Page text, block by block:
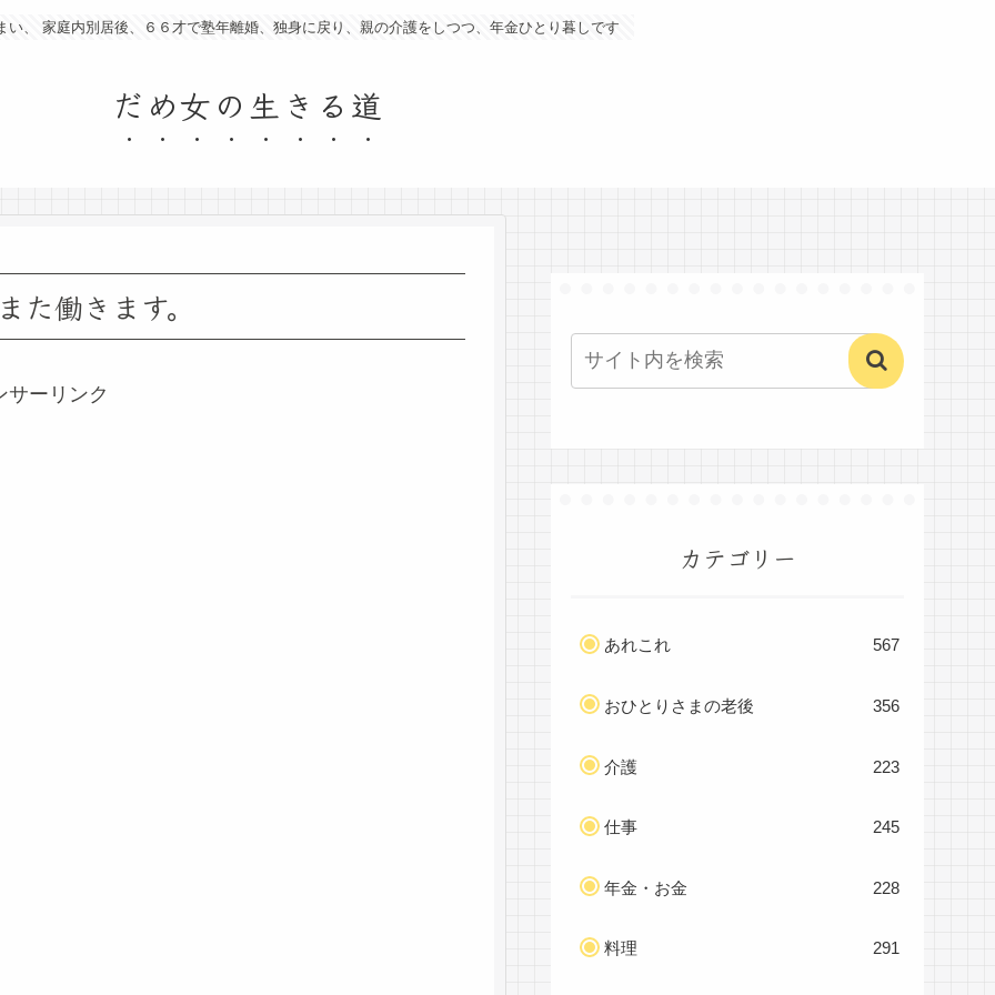
い、 家庭内別居後、６６才で塾年離婚、独身に戻り、親の介護をしつつ、年金ひとり暮しです
だめ女の生きる道
働きます。
サーリンク
カテゴリー
あれこれ 567
おひとりさまの老後 356
介護 223
仕事 245
年金・お金 228
料理 291